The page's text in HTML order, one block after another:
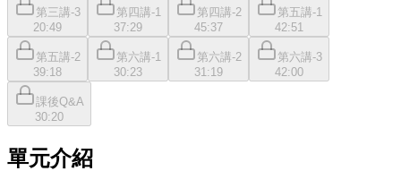
第三講-3
20:49
第四講-1
37:29
第四講-2
45:37
第五講-1
42:51
第五講-2
39:18
第六講-1
30:23
第六講-2
31:19
第六講-3
42:00
課後Q&A
30:20
單元介紹